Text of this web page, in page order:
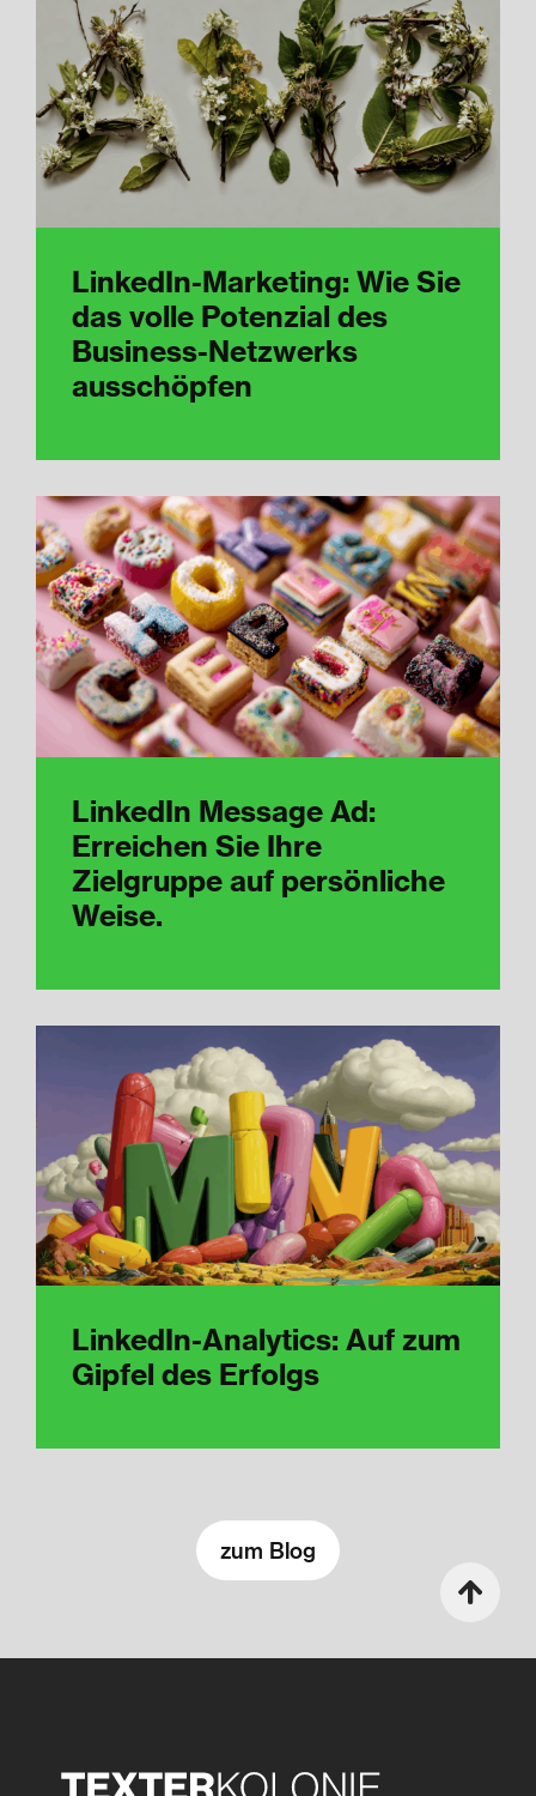
LinkedIn-Marketing: Wie Sie
das volle Potenzial des
Business-Netzwerks
ausschöpfen
LinkedIn Message Ad:
Erreichen Sie Ihre
Zielgruppe auf persönliche
Weise.
LinkedIn-Analytics: Auf zum
Gipfel des Erfolgs
zum Blog